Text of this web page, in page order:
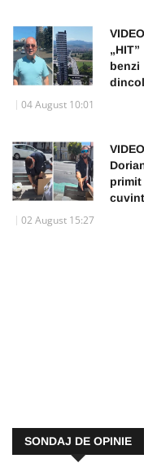
benzi
04 August 10:01
02 August 15:27
SONDAJ DE OPINIE